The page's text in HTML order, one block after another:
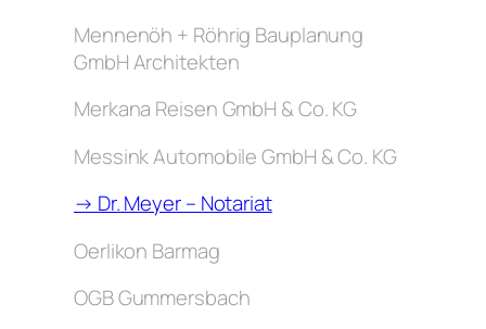
Mennenöh + Röhrig Bauplanung
GmbH Architekten
Merkana Reisen GmbH & Co. KG
Messink Automobile GmbH & Co. KG
→ Dr. Meyer – Notariat
Oerlikon Barmag
OGB Gummersbach